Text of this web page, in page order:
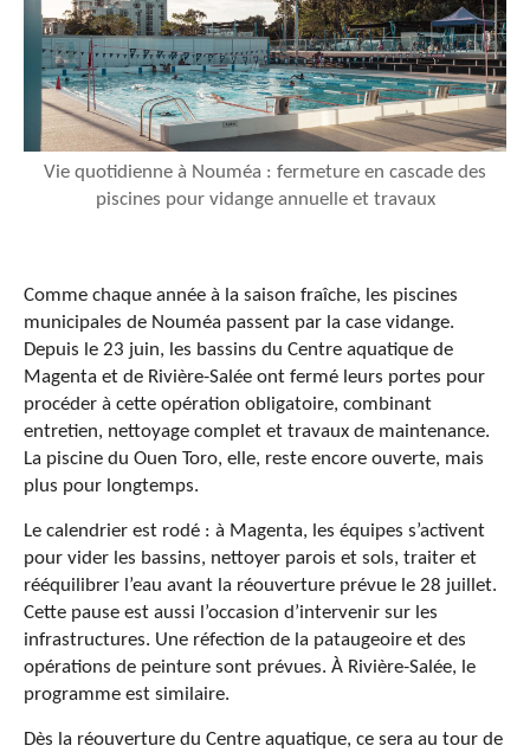
Vie quotidienne à Nouméa : fermeture en cascade des
piscines pour vidange annuelle et travaux
Comme chaque année à la saison fraîche, les piscines
municipales de Nouméa passent par la case vidange.
Depuis le 23 juin, les bassins du Centre aquatique de
Magenta et de Rivière-Salée ont fermé leurs portes pour
procéder à cette opération obligatoire, combinant
entretien, nettoyage complet et travaux de maintenance.
La piscine du Ouen Toro, elle, reste encore ouverte, mais
plus pour longtemps.
Le calendrier est rodé : à Magenta, les équipes s’activent
pour vider les bassins, nettoyer parois et sols, traiter et
rééquilibrer l’eau avant la réouverture prévue le 28 juillet.
Cette pause est aussi l’occasion d’intervenir sur les
infrastructures. Une réfection de la pataugeoire et des
opérations de peinture sont prévues. À Rivière-Salée, le
programme est similaire.
Dès la réouverture du Centre aquatique, ce sera au tour de